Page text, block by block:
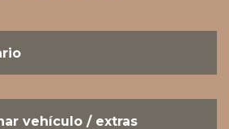
vehículo / extras